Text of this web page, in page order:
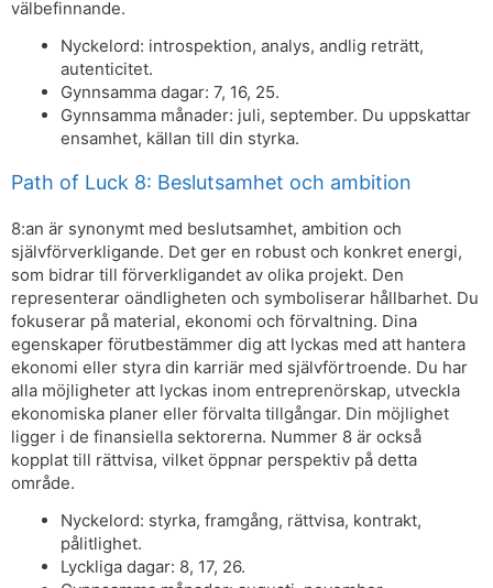
välbefinnande.
Nyckelord: introspektion, analys, andlig reträtt,
autenticitet.
Gynnsamma dagar: 7, 16, 25.
Gynnsamma månader: juli, september. Du uppskattar
ensamhet, källan till din styrka.
Path of Luck 8: Beslutsamhet och ambition
8:an är synonymt med beslutsamhet, ambition och
självförverkligande. Det ger en robust och konkret energi,
som bidrar till förverkligandet av olika projekt. Den
representerar oändligheten och symboliserar hållbarhet. Du
fokuserar på material, ekonomi och förvaltning. Dina
egenskaper förutbestämmer dig att lyckas med att hantera
ekonomi eller styra din karriär med självförtroende. Du har
alla möjligheter att lyckas inom entreprenörskap, utveckla
ekonomiska planer eller förvalta tillgångar. Din möjlighet
ligger i de finansiella sektorerna. Nummer 8 är också
kopplat till rättvisa, vilket öppnar perspektiv på detta
område.
Nyckelord: styrka, framgång, rättvisa, kontrakt,
pålitlighet.
Lyckliga dagar: 8, 17, 26.